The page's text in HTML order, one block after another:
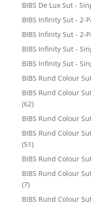
BIBS De Lux Sut -
BIBS Infinity Sut - 2-
BIBS Infinity Sut - 2-
BIBS Infinity Sut -
BIBS Infinity Sut -
BIBS Rund Colour
BIBS Rund Colour
(62)
BIBS Rund Colour
BIBS Rund Colour
(51)
BIBS Rund Colour
BIBS Rund Colour
(7)
BIBS Rund Colour